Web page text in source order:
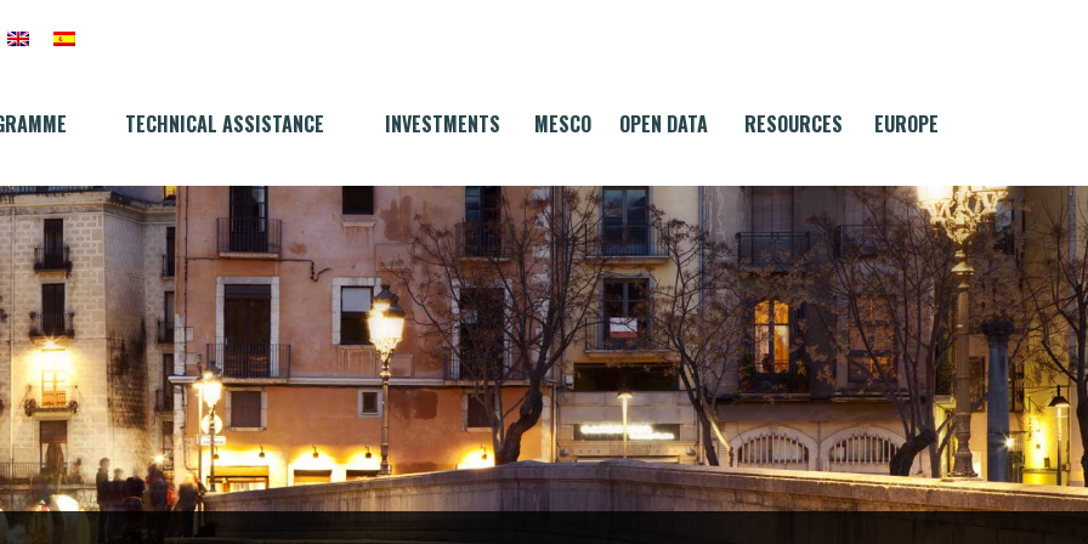
TECHNICAL ASSISTANCE INVESTMENTS MESCO OPEN DATA RESOURCES EUROPE